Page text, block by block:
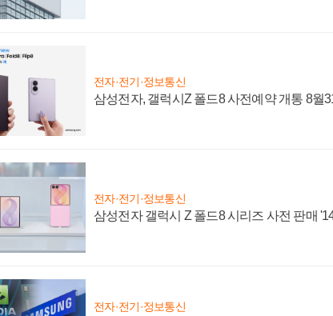
전자·전기·정보통신
삼성전자, 갤럭시Z 폴드8 사전예약 개통 8월
전자·전기·정보통신
삼성전자 갤럭시 Z 폴드8 시리즈 사전 판매
전자·전기·정보통신